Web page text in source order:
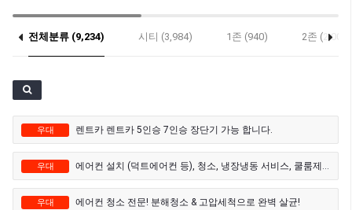
전체분류 (9,234) 시티 (3,984) 1존 (940) 2존 (2,009)
우대 렌트카 렌트카 5인승 7인승 장단기 가능 합니다.
우대 에어컨 설치 (덕트에어컨 등), 청소, 냉장냉동 서비스, 쿨룸제작
우대 에어컨 청소 전문! 분해청소 & 고압세척으로 완벽 살균!